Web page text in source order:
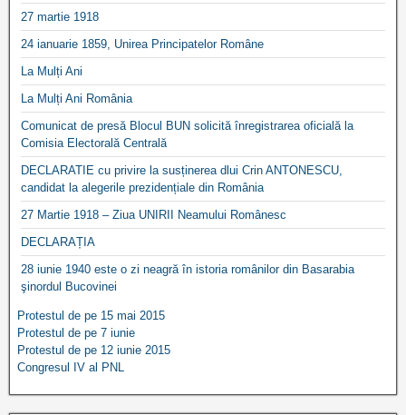
27 martie 1918
24 ianuarie 1859, Unirea Principatelor Române
La Mulți Ani
La Mulți Ani România
Comunicat de presă Blocul BUN solicită înregistrarea oficială la
Comisia Electorală Centrală
DECLARATIE cu privire la susținerea dlui Crin ANTONESCU,
candidat la alegerile prezidențiale din România
27 Martie 1918 – Ziua UNIRII Neamului Românesc
DECLARAȚIA
28 iunie 1940 este o zi neagră în istoria românilor din Basarabia
şinordul Bucovinei
Protestul de pe 15 mai 2015
Protestul de pe 7 iunie
Protestul de pe 12 iunie 2015
Congresul IV al PNL